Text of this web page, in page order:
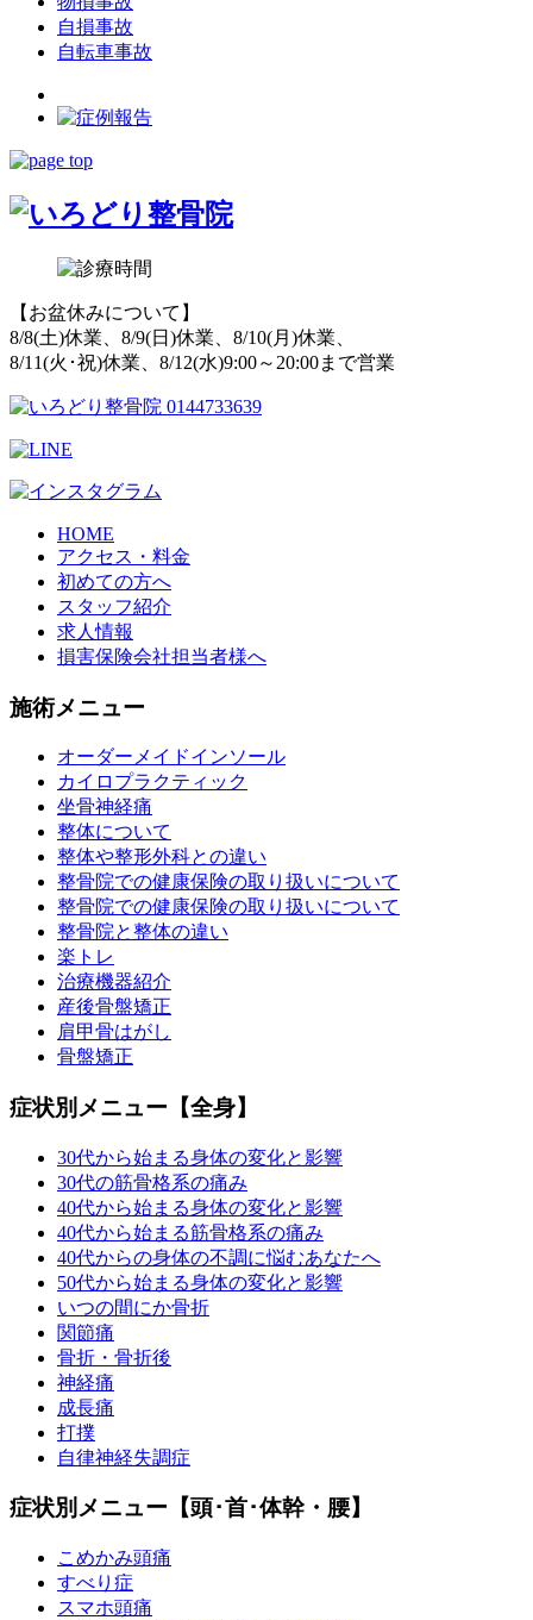
自損事故
自転車事故
【お盆休みについて】
8/8(土)休業、8/9(日)休業、8/10(月)休業、
8/11(火･祝)休業、8/12(水)9:00～20:00まで営業
HOME
アクセス・料金
初めての方へ
スタッフ紹介
求人情報
損害保険会社担当者様へ
施術メニュー
オーダーメイドインソール
カイロプラクティック
坐骨神経痛
整体について
整体や整形外科との違い
整骨院での健康保険の取り扱いについて
整骨院での健康保険の取り扱いについて
整骨院と整体の違い
楽トレ
治療機器紹介
産後骨盤矯正
肩甲骨はがし
骨盤矯正
症状別メニュー【全身】
30代から始まる身体の変化と影響
30代の筋骨格系の痛み
40代から始まる身体の変化と影響
40代から始まる筋骨格系の痛み
40代からの身体の不調に悩むあなたへ
50代から始まる身体の変化と影響
いつの間にか骨折
関節痛
骨折・骨折後
神経痛
成長痛
打撲
自律神経失調症
症状別メニュー【頭･首･体幹・腰】
こめかみ頭痛
すべり症
スマホ頭痛